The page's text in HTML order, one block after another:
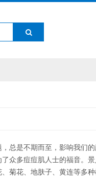
总是不期而至，影响我们
众多痘痘肌人士的福音。
菊花、地肤子、黄连等多